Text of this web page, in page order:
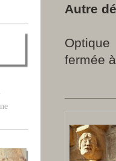
Autre
fermée